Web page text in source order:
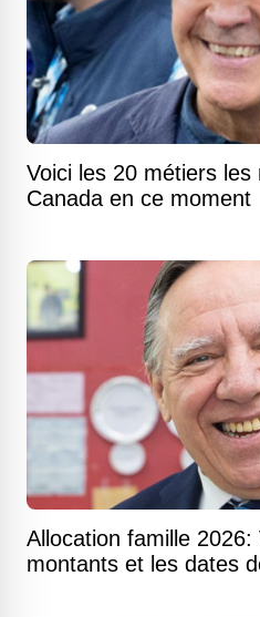
Voici les 20 métiers les
Canada en ce moment
Allocation famille
montants et les dates